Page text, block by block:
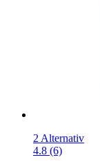
2 Alternativ
4.8 (6)